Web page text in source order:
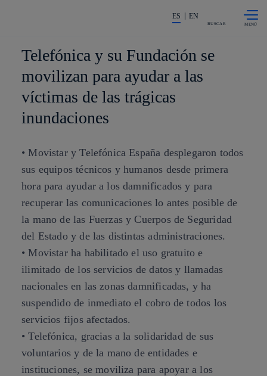
La acción en accionistas e
ES EN
BUSCAR
Telefónica y su Fundación se
movilizan para ayudar a las
víctimas de las trágicas
inundaciones
• Movistar y Telefónica España desplegaron todos
sus equipos técnicos y humanos desde primera
hora para ayudar a los damnificados y para
recuperar las comunicaciones lo antes posible de
la mano de las Fuerzas y Cuerpos de Seguridad
del Estado y de las distintas administraciones.
• Movistar ha habilitado el uso gratuito e
ilimitado de los servicios de datos y llamadas
nacionales en las zonas damnificadas, y ha
suspendido de inmediato el cobro de todos los
servicios fijos afectados.
• Telefónica, gracias a la solidaridad de sus
voluntarios y de la mano de entidades e
instituciones, se moviliza para apoyar a los